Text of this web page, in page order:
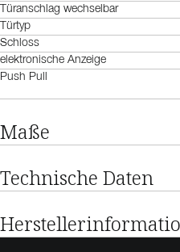
Türanschlag wechselbar
Türtyp
Schloss
elektronische Anzeige
Push Pull
Maße
Technische Daten